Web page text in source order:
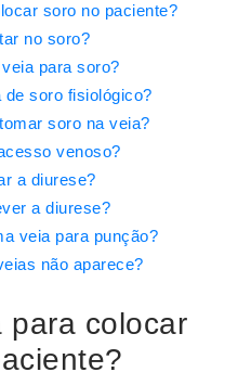
soro no paciente?
no soro?
para soro?
soro fisiológico?
soro na veia?
venoso?
a diurese?
a diurese?
veia para punção?
não aparece?
para colocar